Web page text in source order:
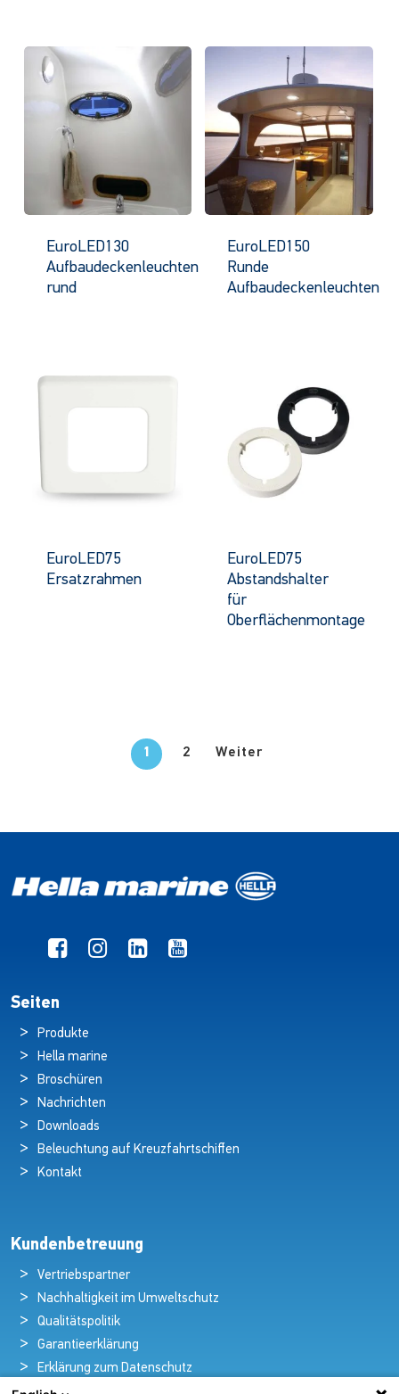
EuroLED130
Aufbaudeckenleuchten
rund
EuroLED150
Runde
Aufbaudeckenleuchten
EuroLED75
Ersatzrahmen
EuroLED75
Abstandshalter
für
Oberflächenmontage
1 2 Weiter
Seiten
Produkte
Hella marine
Broschüren
Nachrichten
Downloads
Beleuchtung auf Kreuzfahrtschiffen
Kontakt
Kundenbetreuung
Vertriebspartner
Nachhaltigkeit im Umweltschutz
Qualitätspolitik
Garantieerklärung
Erklärung zum Datenschutz